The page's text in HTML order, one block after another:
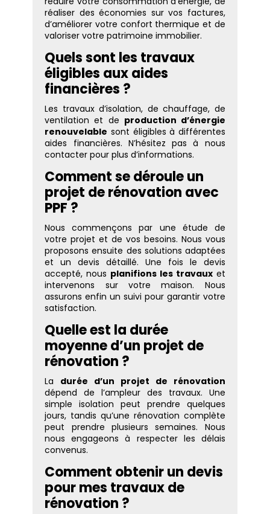
réaliser des économies sur vos factures,
d’améliorer votre confort thermique et de
valoriser votre patrimoine immobilier.
Quels sont les travaux
éligibles aux aides
financières ?
Les travaux d’isolation, de chauffage, de
ventilation et de production d’énergie
renouvelable sont éligibles à différentes
aides financières. N’hésitez pas à nous
contacter pour plus d’informations.
Comment se déroule un
projet de rénovation avec
PPF ?
Nous commençons par une étude de
votre projet et de vos besoins. Nous vous
proposons ensuite des solutions adaptées
et un devis détaillé. Une fois le devis
accepté, nous planifions les travauxet
intervenons sur votre maison. Nous
assurons enfin un suivi pour garantir votre
satisfaction.
Quelle est la durée
moyenne d’un projet de
rénovation ?
La durée d’un projet de rénovation
dépend de l’ampleur des travaux. Une
simple isolation peut prendre quelques
jours, tandis qu’une rénovation complète
peut prendre plusieurs semaines. Nous
nous engageons à respecter les délais
convenus.
Comment obtenir un devis
pour mes travaux de
rénovation ?